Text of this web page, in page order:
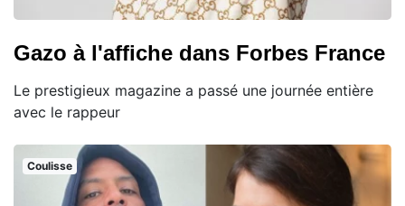
Gazo à l'affiche dans Forbes France
Le prestigieux magazine a passé une journée entière
avec le rappeur
Coulisse